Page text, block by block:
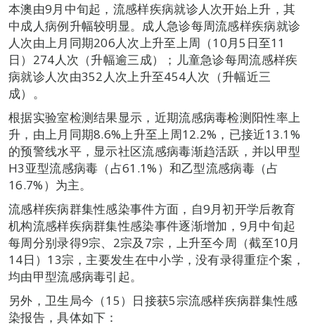
本澳由9月中旬起，流感样疾病就诊人次开始上升，其
中成人病例升幅较明显。成人急诊每周流感样疾病就诊
人次由上月同期206人次上升至上周（10月5日至11
日）274人次（升幅逾三成）；儿童急诊每周流感样疾
病就诊人次由352人次上升至454人次（升幅近三
成）。
根据实验室检测结果显示，近期流感病毒检测阳性率上
升，由上月同期8.6%上升至上周12.2%，已接近13.1%
的预警线水平，显示社区流感病毒渐趋活跃，并以甲型
H3亚型流感病毒（占61.1%）和乙型流感病毒（占
16.7%）为主。
流感样疾病群集性感染事件方面，自9月初开学后教育
机构流感样疾病群集性感染事件逐渐增加，9月中旬起
每周分别录得9宗、2宗及7宗，上升至今周（截至10月
14日）13宗，主要发生在中小学，没有录得重症个案，
均由甲型流感病毒引起。
另外，卫生局今（15）日接获5宗流感样疾病群集性感
染报告，具体如下：